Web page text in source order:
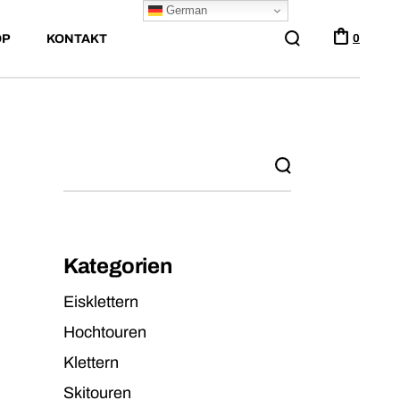
KONTAKT
German
0
Kategorien
Eisklettern
Hochtouren
Klettern
Skitouren